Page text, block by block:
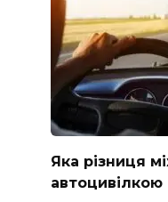
Яка різниця
автоцивілкою